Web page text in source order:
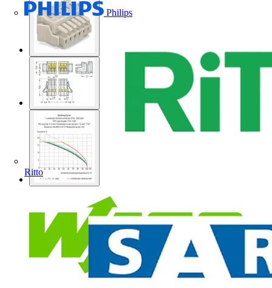
Philips
Ritto